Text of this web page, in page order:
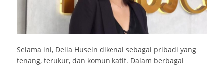
Selama ini, Delia Husein dikenal sebagai pribadi yang
tenang, terukur, dan komunikatif. Dalam berbagai